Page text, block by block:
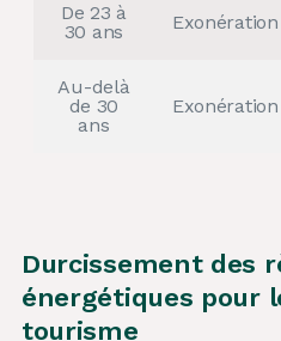
De 23 à
30 ans
Exonération
Au-delà
de 30
ans
Exonération
Durcissement des
énergétiques pour
tourisme